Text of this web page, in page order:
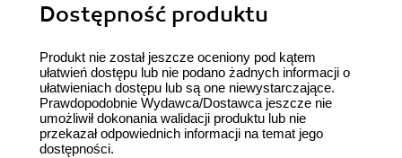
Dostępność produktu
Produkt nie został jeszcze oceniony pod kątem
ułatwień dostępu lub nie podano żadnych informacji o
ułatwieniach dostępu lub są one niewystarczające.
Prawdopodobnie Wydawca/Dostawca jeszcze nie
umożliwił dokonania walidacji produktu lub nie
przekazał odpowiednich informacji na temat jego
dostępności.